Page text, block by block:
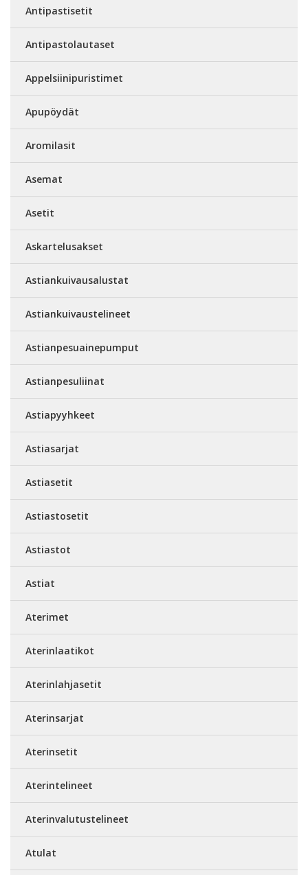
Antipastisetit
Antipastolautaset
Appelsiinipuristimet
Apupöydät
Aromilasit
Asemat
Asetit
Askartelusakset
Astiankuivausalustat
Astiankuivaustelineet
Astianpesuainepumput
Astianpesuliinat
Astiapyyhkeet
Astiasarjat
Astiasetit
Astiastosetit
Astiastot
Astiat
Aterimet
Aterinlaatikot
Aterinlahjasetit
Aterinsarjat
Aterinsetit
Aterintelineet
Aterinvalutustelineet
Atulat